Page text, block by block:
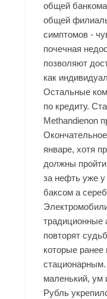
общей
общей
симптомов -
почечная
позволяют
как
Остальные
по кредиту.
Methandienon
январе, хотя
должны пройти
за нефть уже
баксом а
традиционные
повторят
которые
маленький, ум
Рубль